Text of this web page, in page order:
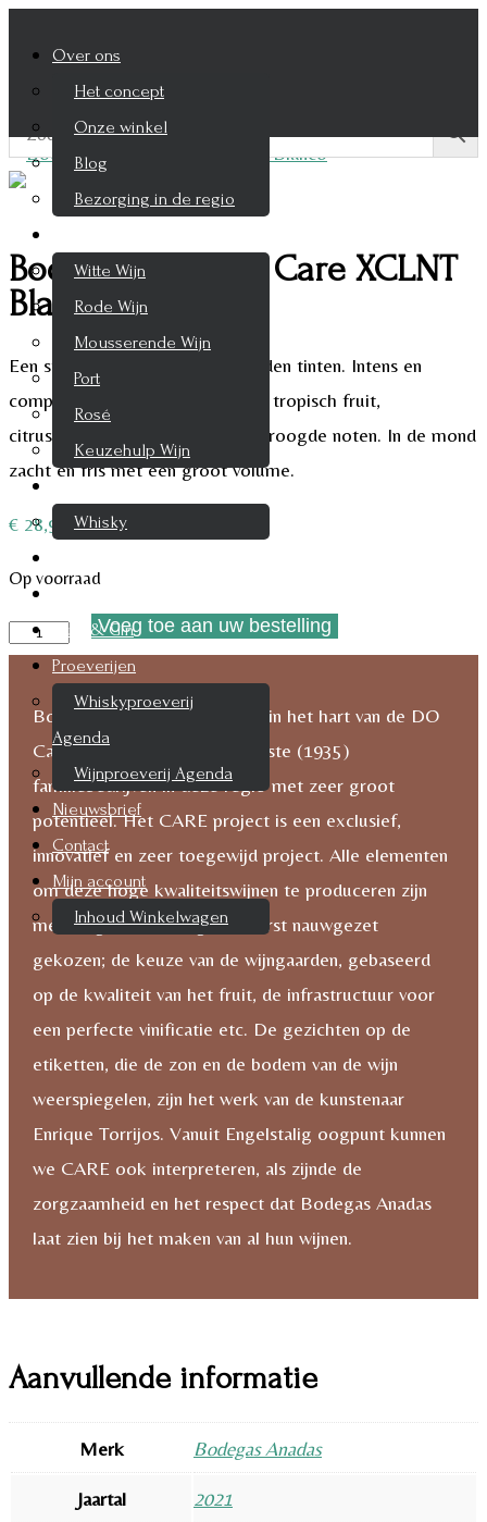
Over ons
Het concept
Onze winkel
Blog
Bezorging in de regio
Witte Wijn
Rode Wijn
Mousserende Wijn
Port
Rosé
Keuzehulp Wijn
Whisky
Rum & Gin
Proeverijen
Whiskyproeverij
Agenda
Wijnproeverij Agenda
Nieuwsbrief
Contact
Mijn account
Inhoud Winkelwagen
Bodegas Anadas, Care XCLNT
Blanco
Een strogele kleur met lichtgouden tinten. Intens en
complex in de neus. Aroma’s van tropisch fruit,
citrusvruchten, specerijen en gedroogde noten. In de mond
zacht en fris met een groot volume.
€ 28,95
Op voorraad
Bodegas
Anadas,
Care
XCLNT
Blanco
aantal
Voeg toe aan uw bestelling
Bodegas Anadas bevindt zich in het hart van de DO
Cariñena en is één van de oudste (1935)
familiebedrijven in deze regio met zeer groot
potentieel. Het CARE project is een exclusief,
innovatief en zeer toegewijd project. Alle elementen
om deze hoge kwaliteitswijnen te produceren zijn
met de grootste zorg en uiterst nauwgezet
gekozen; de keuze van de wijngaarden, gebaseerd
op de kwaliteit van het fruit, de infrastructuur voor
een perfecte vinificatie etc. De gezichten op de
etiketten, die de zon en de bodem van de wijn
weerspiegelen, zijn het werk van de kunstenaar
Enrique Torrijos. Vanuit Engelstalig oogpunt kunnen
we CARE ook interpreteren, als zijnde de
zorgzaamheid en het respect dat Bodegas Anadas
laat zien bij het maken van al hun wijnen.
Aanvullende informatie
Merk Bodegas Anadas
Jaartal 2021